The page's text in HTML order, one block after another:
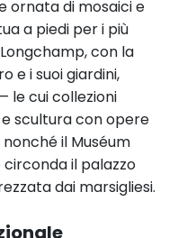
ornata di mosaici e
a piedi per i più
con la
e i suoi giardini,
le cui collezioni
scultura con opere
il Muséum
il palazzo
dai marsigliesi.